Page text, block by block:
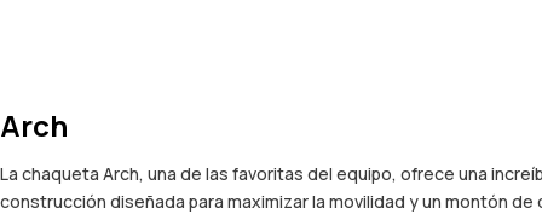
Arch
La chaqueta Arch, una de las favoritas del equipo, ofrece una
construcción diseñada para maximizar la movilidad y un montón